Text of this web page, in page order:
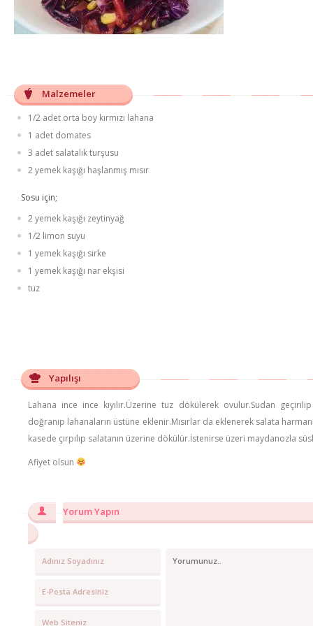
Malzemeler
1/2 adet orta boy kırmızı lahana
1 adet domates
3 adet salatalık turşusu
2 yemek kaşığı haşlanmış mısır
Sosu için;
2 yemek kaşığı zeytinyağ
1/2 limon suyu
1 yemek kaşığı sirke
1 yemek kaşığı nar ekşisi
tuz
Yapılışı
Lahana ince ince kıyılır.Üzerine tuz dökülerek ovulur.Sudan
doğranıp lahanaların üstüne eklenir.Mısırlar da eklenerek salata
kasede çırpılıp salatanın üzerine dökülür.İstenirse üzeri maydanozla
Afiyet olsun
Yorum Yapın